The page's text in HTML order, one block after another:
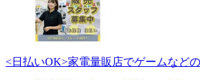
<日払いOK>家電量販店でゲームなど